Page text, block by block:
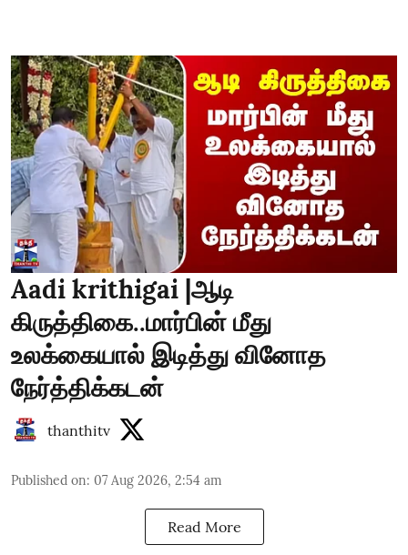
Aadi krithigai |ஆடி
கிருத்திகை..மார்பின் மீது
உலக்கையால் இடித்து வினோத
நேர்த்திக்கடன்
thanthitv
Published on: 07 Aug 2026, 2:54 am
Read More